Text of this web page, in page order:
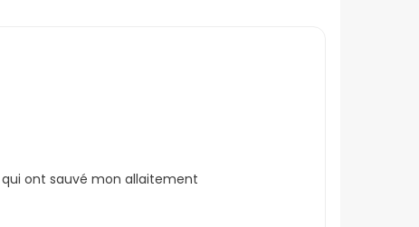
ont sauvé mon allaitement